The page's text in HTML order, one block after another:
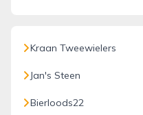
Kraan Tweewielers
Jan's Steen
Bierloods22